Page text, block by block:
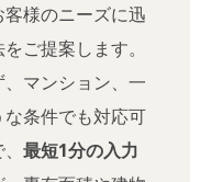
様のニーズに迅
ご提案します。
マンション、一
条件でも対応可
最短1分の入力